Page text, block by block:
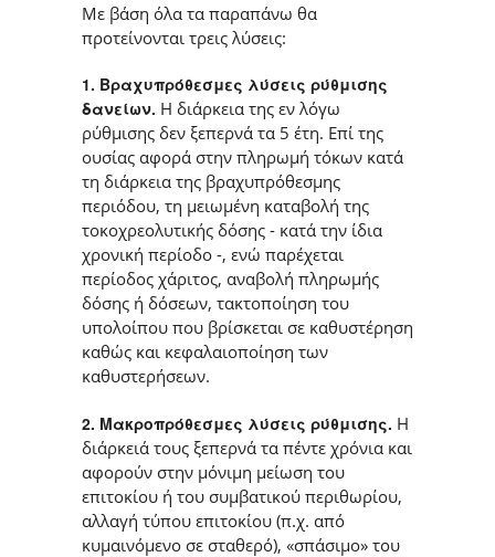
Με βάση όλα τα παραπάνω θα
προτείνονται τρεις λύσεις:
1. Βραχυπρόθεσμες λύσεις ρύθμισης
δανείων. H διάρκεια της εν λόγω
ρύθμισης δεν ξεπερνά τα 5 έτη. Επί της
ουσίας αφορά στην πληρωμή τόκων κατά
τη διάρκεια της βραχυπρόθεσμης
περιόδου, τη μειωμένη καταβολή της
τοκοχρεολυτικής δόσης - κατά την ίδια
χρονική περίοδο -, ενώ παρέχεται
περίοδος χάριτος, αναβολή πληρωμής
δόσης ή δόσεων, τακτοποίηση του
υπολοίπου που βρίσκεται σε καθυστέρηση
καθώς και κεφαλαιοποίηση των
καθυστερήσεων.
2. Μακροπρόθεσμες λύσεις ρύθμισης. Η
διάρκειά τους ξεπερνά τα πέντε χρόνια και
αφορούν στην μόνιμη μείωση του
επιτοκίου ή του συμβατικού περιθωρίου,
αλλαγή τύπου επιτοκίου (π.χ. από
κυμαινόμενο σε σταθερό), «σπάσιμο» του